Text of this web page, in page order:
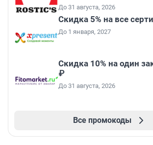
До 31 августа, 2026
Скидка 5% на все
До 1 января, 2027
Скидка 10% на один
₽
До 31 августа, 2026
Все промокоды